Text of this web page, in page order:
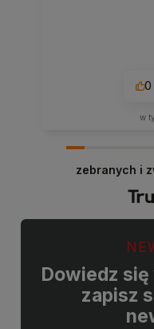
0
w
zebranych i
Dowiedz
zapisz